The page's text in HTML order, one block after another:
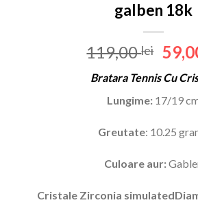
galben 18k
119,00lei
inițial
a
fost:
Bratara Tennis Cu
Lungime: 17/19
Greutate: 10.25
Culoare aur:
Cristale Zirconia